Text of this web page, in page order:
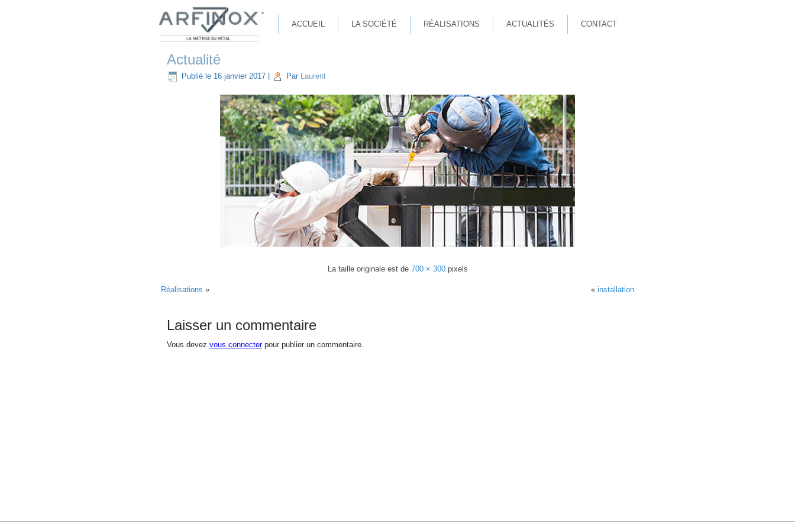
ACCUEIL LA SOCIÉTÉ RÉALISATIONS ACTUALITÉS CONTACT
Actualité
Publié le 16 janvier 2017 Par Laurent
La taille originale est de 700 × 300pixels
Réalisations » « installation
Laisser un commentaire
Vous devez vous connecterpour publier un commentaire.